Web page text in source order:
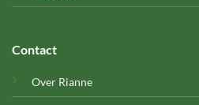
Contact
Over Rianne